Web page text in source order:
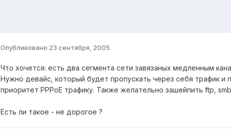
Опубликовано 23 сентября, 2005
Что хочется: есть два сегмента сети завязаных медленным
Нужно девайс, который будет пропускать через себя трафик
приоритет PPPoE трафику. Также желательно зашейпить ftp,
Есть ли такое - не дорогое ?